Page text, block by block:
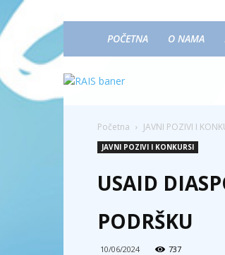
POČETNA O NAMA
Početna JAVNI POZIVI I
JAVNI POZIVI I KONKURSI
USAID
PODRŠKU
10/06/2024 737